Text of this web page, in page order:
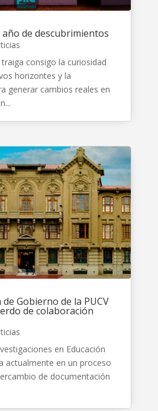
año de descubrimientos
consigo la curiosidad
horizontes y la
generar cambios reales en
de Gobierno de la PUCV
de colaboración
en Educación
actualmente en un proceso
de documentación